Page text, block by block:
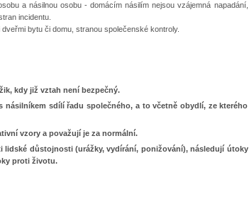
a násilnou osobu - domácím násilím nejsou vzájemná napadání,
incidentu.
bytu či domu, stranou společenské kontroly.
kdy již vztah není bezpečný.
sdílí řadu společného, a to včetně obydlí, ze kterého
vzory a považují je za normální.
důstojnosti (urážky, vydírání, ponižování), následují útoky
proti životu.